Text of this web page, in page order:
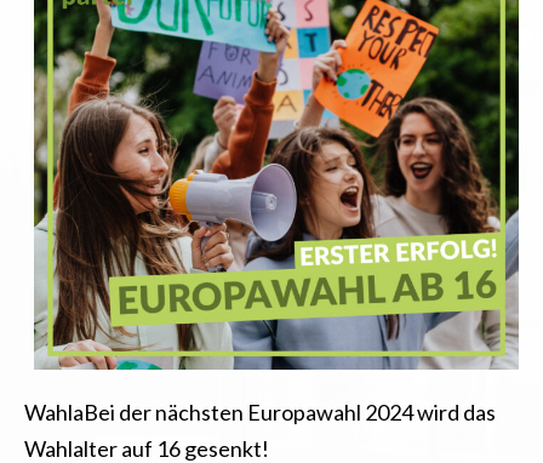
WahlaBei der nächsten Europawahl 2024 wird das
Wahlalter auf 16 gesenkt!